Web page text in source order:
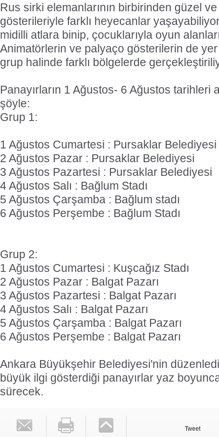
Rus sirki elemanlarının birbirinden güzel
gösterileriyle farklı heyecanlar
midilli atlara binip, çocuklarıyla oyun
Animatörlerin ve palyaço gösterilerin de yer
grup halinde farklı bölgelerde
Panayırların 1 Ağustos- 6 Ağustos tarihleri
şöyle:
Grup 1:
1 Ağustos Cumartesi : Pursaklar Belediyesi
2 Ağustos Pazar : Pursaklar Belediyesi
3 Ağustos Pazartesi : Pursaklar Belediyesi
4 Ağustos Salı : Bağlum Stadı
5 Ağustos Çarşamba : Bağlum stadı
6 Ağustos Perşembe : Bağlum Stadı
Grup 2:
1 Ağustos Cumartesi : Kuşcağız Stadı
2 Ağustos Pazar : Balgat Pazarı
3 Ağustos Pazartesi : Balgat Pazarı
4 Ağustos Salı : Balgat Pazarı
5 Ağustos Çarşamba : Balgat Pazarı
6 Ağustos Perşembe : Balgat Pazarı
Ankara Büyükşehir Belediyesi'nin
büyük ilgi gösterdiği panayırlar yaz
sürecek.
Tweet